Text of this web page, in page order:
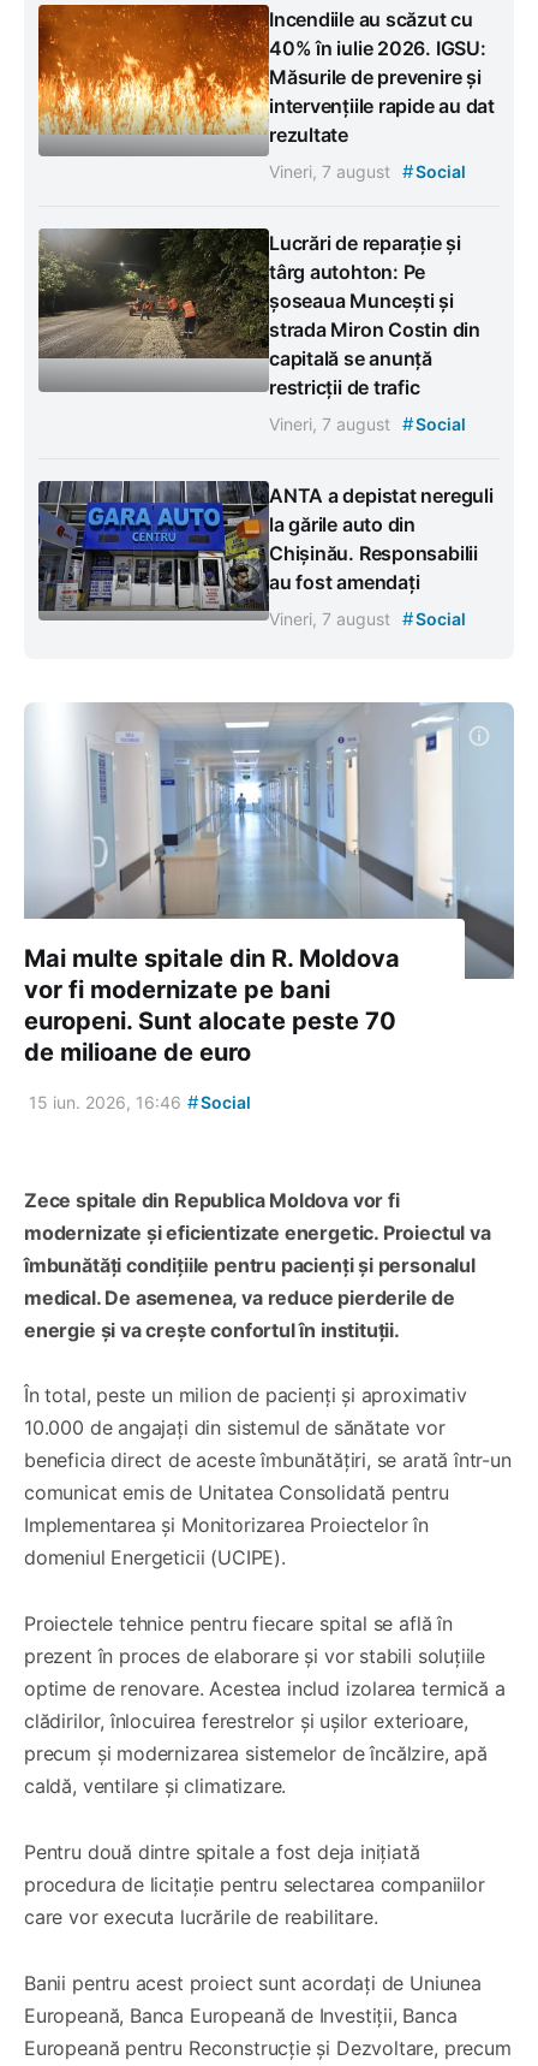
Incendiile au scăzut cu
40% în iulie 2026. IGSU:
Măsurile de prevenire și
intervențiile rapide au dat
rezultate
Vineri, 7 august #Social
Lucrări de reparație și
târg autohton: Pe
șoseaua Muncești și
strada Miron Costin din
capitală se anunță
restricții de trafic
Vineri, 7 august #Social
ANTA a depistat nereguli
la gările auto din
Chișinău. Responsabilii
au fost amendați
Vineri, 7 august #Social
Mai multe spitale din R. Moldova
vor fi modernizate pe bani
europeni. Sunt alocate peste 70
de milioane de euro
15 iun. 2026, 16:46 #Social
Zece spitale din Republica Moldova vor fi
modernizate și eficientizate energetic. Proiectul va
îmbunătăți condițiile pentru pacienți și personalul
medical. De asemenea, va reduce pierderile de
energie și va crește confortul în instituții.
În total, peste un milion de pacienți și aproximativ
10.000 de angajați din sistemul de sănătate vor
beneficia direct de aceste îmbunătățiri, se arată într-un
comunicat emis de Unitatea Consolidată pentru
Implementarea și Monitorizarea Proiectelor în
domeniul Energeticii (UCIPE).
Proiectele tehnice pentru fiecare spital se află în
prezent în proces de elaborare și vor stabili soluțiile
optime de renovare. Acestea includ izolarea termică a
clădirilor, înlocuirea ferestrelor și ușilor exterioare,
precum și modernizarea sistemelor de încălzire, apă
caldă, ventilare și climatizare.
Pentru două dintre spitale a fost deja inițiată
procedura de licitație pentru selectarea companiilor
care vor executa lucrările de reabilitare.
Banii pentru acest proiect sunt acordați de Uniunea
Europeană, Banca Europeană de Investiții, Banca
Europeană pentru Reconstrucție și Dezvoltare, precum